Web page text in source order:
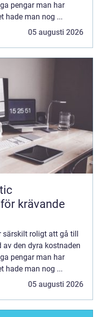
pengar man har
hade man nog ...
05 augusti 2026
krävande
särskilt roligt att gå till
den dyra kostnaden
pengar man har
hade man nog ...
05 augusti 2026